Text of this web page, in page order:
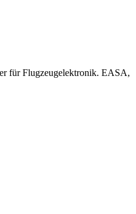
für Flugzeugelektronik. EASA,